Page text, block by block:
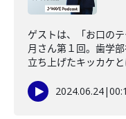
ゲストは、「お口の
月さん第１回。歯学
立ち上げたキッカケと
2024.06.24|